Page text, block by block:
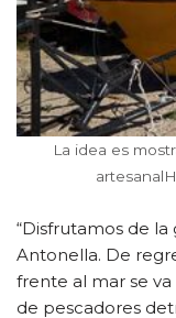
La idea es
“Disfrutamos de la
Antonella. De
frente al mar se
de pescadores